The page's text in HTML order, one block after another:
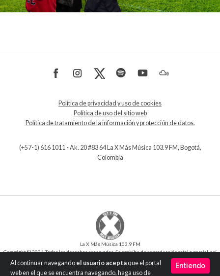
Al continuar navegando el usuario aceptaque el portal
web en el que se encuentra navegando, haga uso de
Entiendo
Política de privacidad y uso de cookies
Política de uso del sitio web
Política de tratamiento de la información y protección de datos.
(+57-1) 616 1011 - Ak. 20 #83 64 La X Más Música 103.9 FM, Bogotá,
Colombia
La X Más Música 103.9 FM
Copyright © 2024 Todos los derechos reservados. Se prohíbe de reproducción total o parcial, así
como su traducción a cualquier idioma sin la autorización escrita del titular.
Desarrollo y Diseño
SilverIT